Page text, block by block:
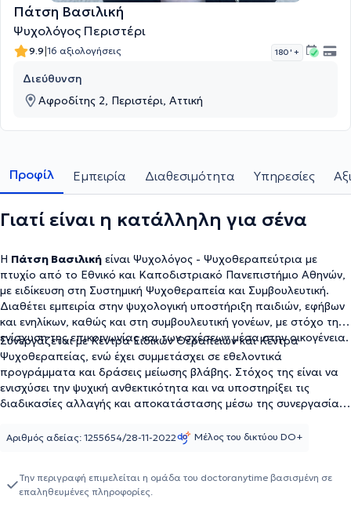
Πάτση Βασιλική
Ψυχολόγος Περιστέρι
9.9|16 αξιολογήσεις 180 ' +
Διεύθυνση
Αφροδίτης 2, Περιστέρι, Αττική
Προφίλ Εμπειρία Διαθεσιμότητα Υπηρεσίες
Γιατί είναι η κατάλληλη για σένα
Η Πάτση Βασιλική είναι Ψυχολόγος - Ψυχοθεραπεύτρια με
πτυχίο από το Εθνικό και Καποδιστριακό Πανεπιστήμιο Αθηνών,
με ειδίκευση στη Συστημική Ψυχοθεραπεία και Συμβουλευτική.
Διαθέτει εμπειρία στην ψυχολογική υποστήριξη παιδιών, εφήβων
και ενηλίκων, καθώς και στη συμβουλευτική γονέων, με στόχο την
ενίσχυση της επικοινωνίας και των σχέσεων μέσα στην οικογένεια.
Συνεργάζεται με Κέντρα Ειδικών Θεραπειών και Κέντρα
Ψυχοθεραπείας, ενώ έχει συμμετάσχει σε εθελοντικά
προγράμματα και δράσεις μείωσης βλάβης. Στόχος της είναι να
ενισχύσει την ψυχική ανθεκτικότητα και να υποστηρίξει τις
διαδικασίες αλλαγής και αποκατάστασης μέσω της συνεργασίας
εβδομαδιαία και βρίσκεται σε ατομική θεραπεία από το 2022 και
Αριθμός αδείας: 1255654/28-11-2022 Μέλος του δικτύου DO+
Την περιγραφή επιμελείται η ομάδα του doctoranytime βασισμένη σε
επαληθευμένες πληροφορίες.